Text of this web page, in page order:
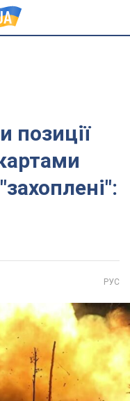
позиції
РУС